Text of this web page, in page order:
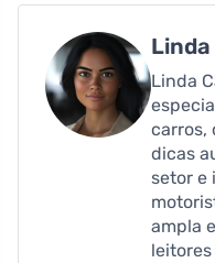
Linda
carros,
dicas
setor e
ampla